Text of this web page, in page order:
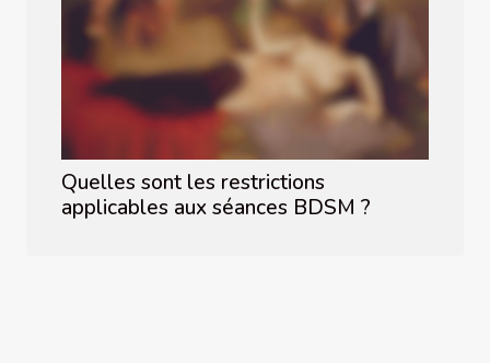
Quelles sont les restrictions
applicables aux séances BDSM ?